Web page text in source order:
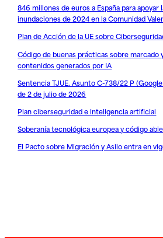
846 millones de euros a España para
inundaciones de 2024 en la Comunidad
Plan de Acción de la UE sobre
Código de buenas prácticas sobre marcado
contenidos generados por IA
Sentencia TJUE. Asunto C-738/22 P
de 2 de julio de 2026
Plan ciberseguridad e inteligencia artificial
Soberanía tecnológica europea y código
El Pacto sobre Migración y Asilo entra en